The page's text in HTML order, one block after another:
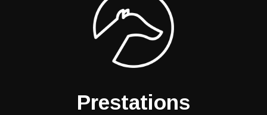
Prestations